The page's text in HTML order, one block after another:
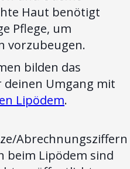
Haut benötigt
Pflege, um
vorzubeugen.
bilden das
Umgang mit
Lipödem.
Abrechnungsziffern
beim Lipödem sind